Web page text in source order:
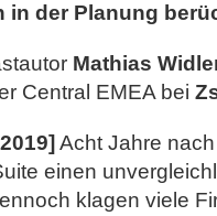
in der Planung
Mathias
Central EMEA bei
Acht Jahre
einen
klagen viele